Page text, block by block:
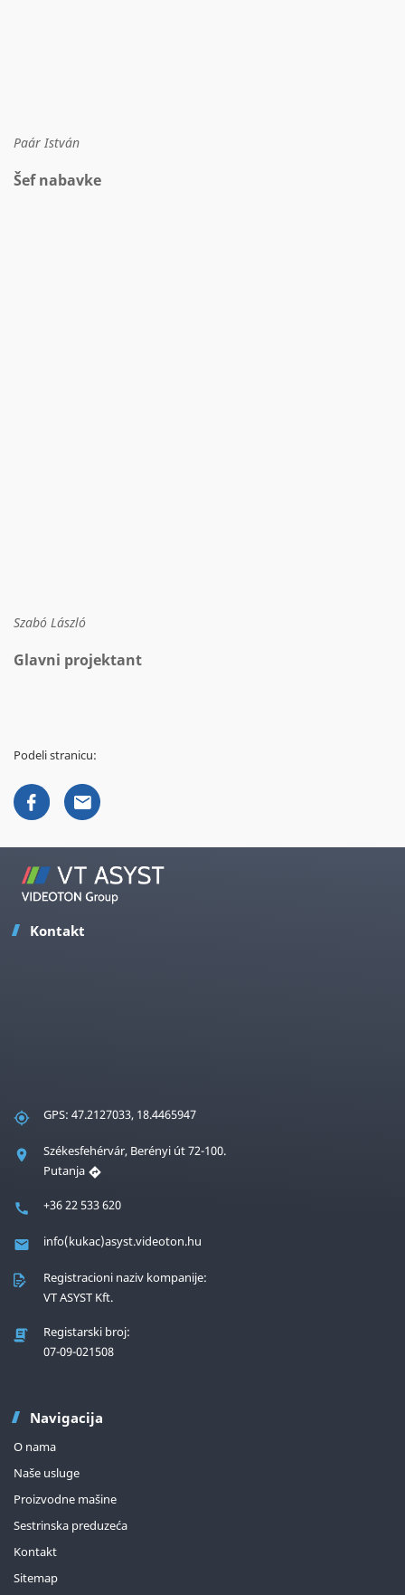
Paár István
Šef nabavke
Szabó László
Glavni projektant
Podeli stranicu:
Kontakt
GPS: 47.2127033, 18.4465947
Székesfehérvár, Berényi út 72-100.
Putanja
+36 22 533 620
info(kukac)asyst.videoton.hu
Registracioni naziv kompanije:
VT ASYST Kft.
Registarski broj:
07-09-021508
Navigacija
O nama
Naše usluge
Proizvodne mašine
Sestrinska preduzeća
Kontakt
Sitemap